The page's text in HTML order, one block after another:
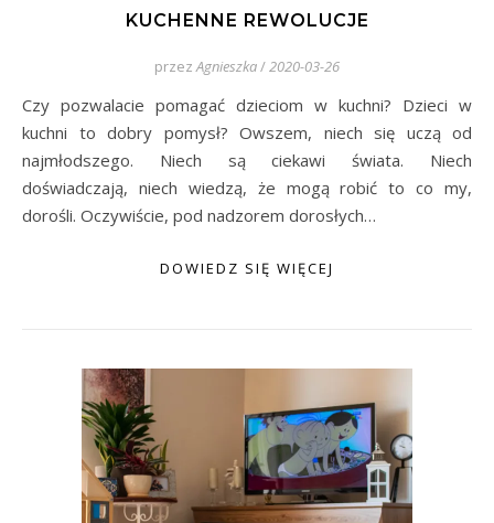
KUCHENNE REWOLUCJE
przez Agnieszka/2020-03-26
Czy pozwalacie pomagać dzieciom w kuchni? Dzieci w
kuchni to dobry pomysł? Owszem, niech się uczą od
najmłodszego. Niech są ciekawi świata. Niech
doświadczają, niech wiedzą, że mogą robić to co my,
dorośli. Oczywiście, pod nadzorem dorosłych…
DOWIEDZ SIĘ WIĘCEJ